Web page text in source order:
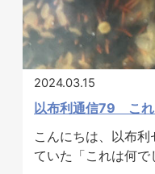
2024.03.15
以布利通信79 こ
こんにちは、以布
ていた「これは何で